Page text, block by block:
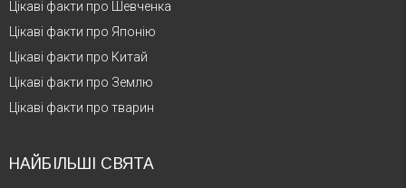
Цікаві факти про Шевченка
Цікаві факти про Японію
Цікаві факти про Китай
Цікаві факти про Землю
Цікаві факти про тварин
НАЙБІЛЬШІ СВЯТА